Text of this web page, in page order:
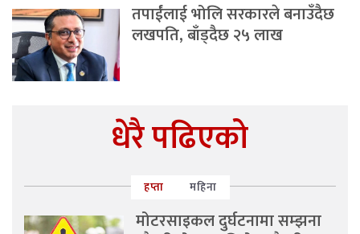
तपाईंलाई भोलि सरकारले बनाउँदैछ
लखपति, बाँड्दैछ २५ लाख
धेरै पढिएको
हप्ता महिना
मोटरसाइकल दुर्घटनामा सम्झना